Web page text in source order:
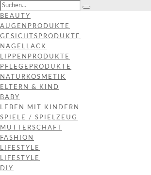
BEAUTY
AUGENPRODUKTE
GESICHTSPRODUKTE
NAGELLACK
LIPPENPRODUKTE
PFLEGEPRODUKTE
NATURKOSMETIK
ELTERN & KIND
BABY
LEBEN MIT KINDERN
SPIELE / SPIELZEUG
MUTTERSCHAFT
FASHION
LIFESTYLE
LIFESTYLE
DIY